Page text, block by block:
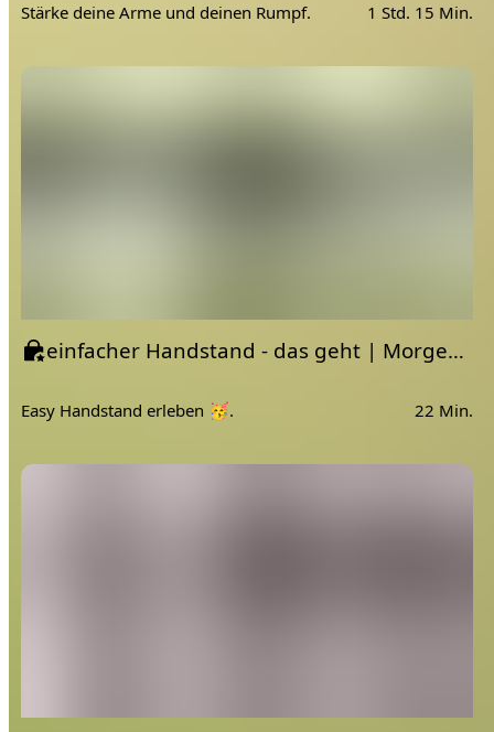
Stärke deine Arme und deinen Rumpf. 1 Std. 15 Min.
einfacher Handstand - das geht | Morgen Yoga Flow | Umkehrhaltungen
Easy Handstand erleben 🥳. 22 Min.